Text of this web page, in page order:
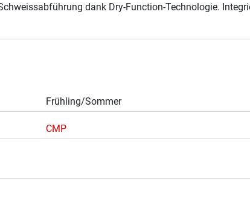
dank Dry-Function-Technologie.
Frühling/Sommer
CMP